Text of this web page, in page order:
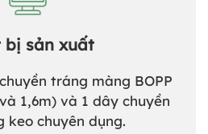
bị sản xuất
tráng màng BOPP
1,6m) và 1 dây chuyền
keo chuyên dụng.